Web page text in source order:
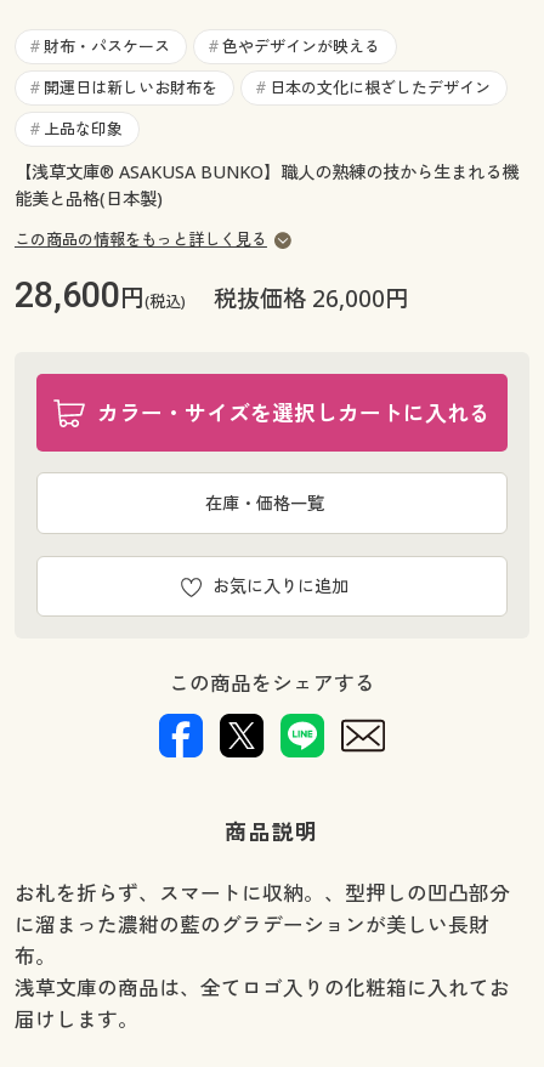
閲覧履歴
お気に入り
サポート
ご利用ガイド
よくある質問とお問い合わせ
お気に入り
サポート
よくある質問とお問い合わせ
# 財布・パスケース # 色やデザインが映える
# 開運日は新しいお財布を # 日本の文化に根ざしたデザイン
# 上品な印象
【浅草文庫® ASAKUSA BUNKO】職人の熟練の技から生まれる機
能美と品格(日本製)
この商品の情報をもっと詳しく見る
28,600円(税込) 税抜価格 26,000円
カラー・サイズを選択しカートに入れる
お気に入りに追加
在庫・価格一覧
この商品をシェアする
商品説明
お札を折らず、スマートに収納。、型押しの凹凸部分
に溜まった濃紺の藍のグラデーションが美しい長財
布。
浅草文庫の商品は、全てロゴ入りの化粧箱に入れてお
届けします。